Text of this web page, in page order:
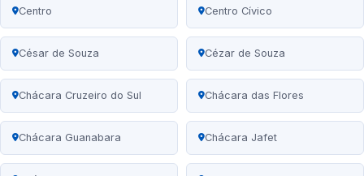
Centro Centro Cívico
César de Souza Cézar de Souza
Chácara Cruzeiro do Sul Chácara das Flores
Chácara Guanabara Chácara Jafet